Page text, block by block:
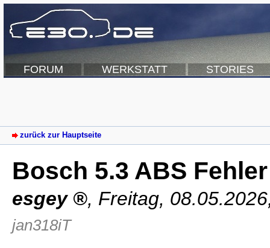
FORUM WERKSTATT STORIES
zurück zur Hauptseite
Bosch 5.3 ABS Fehler
esgey , Freitag,
jan318iT